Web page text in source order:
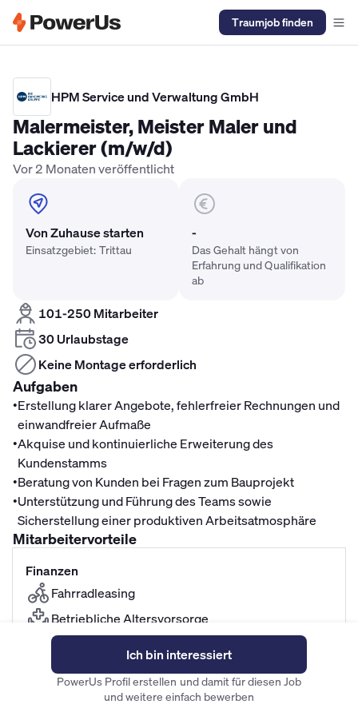
Traumjob finden
HPM Service und Verwaltung GmbH
Malermeister, Meister Maler und
Lackierer (m/w/d)
Vor 2 Monaten veröffentlicht
Von Zuhause starten
Einsatzgebiet: Trittau
-
Das Gehalt hängt von
Erfahrung und Qualifikation
ab
101-250 Mitarbeiter
30 Urlaubstage
Keine Montage erforderlich
Aufgaben
•Erstellung klarer Angebote, fehlerfreier Rechnungen und
einwandfreier Aufmaße
•Akquise und kontinuierliche Erweiterung des
Kundenstamms
•Beratung von Kunden bei Fragen zum Bauprojekt
•Unterstützung und Führung des Teams sowie
Sicherstellung einer produktiven Arbeitsatmosphäre
Mitarbeitervorteile
Finanzen
Fahrradleasing
Betriebliche Altersvorsorge
Mitarbeiterrabatte
Top Gehalt
Ich bin interessiert
PowerUs Profil erstellen und damit für diesen Job
und weitere einfach bewerben